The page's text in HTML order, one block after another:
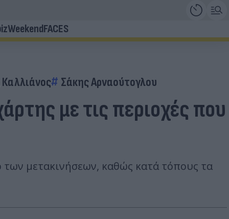
WeekendFACES
Καλλιάνος Σάκης Αρναούτογλου
με τις περιοχές που
των μετακινήσεων, καθώς κατά τόπους τα